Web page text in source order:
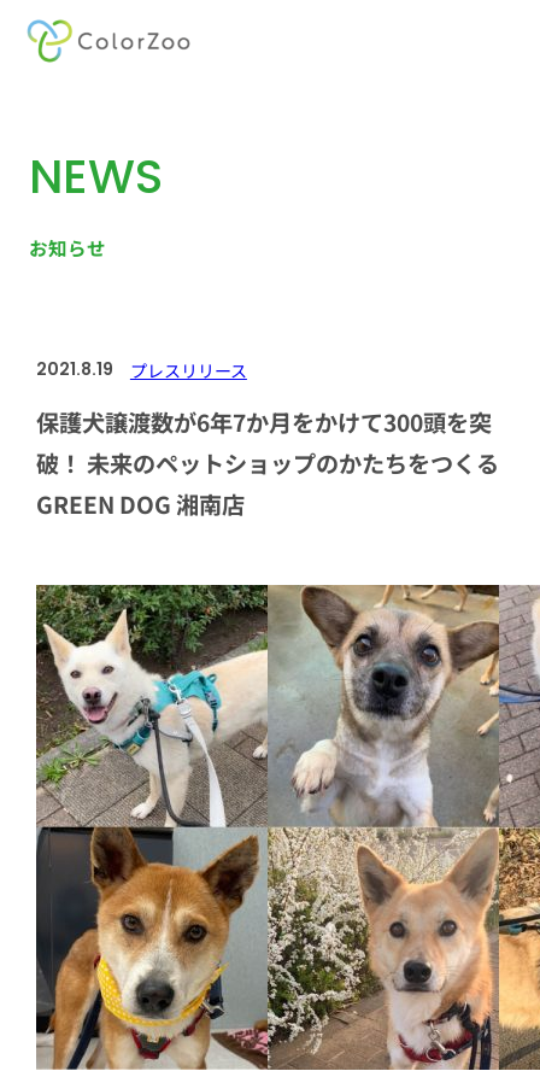
NEWS
お知らせ
2021.8.19 プレスリリース
保護犬譲渡数が6年7か月をかけて300頭を突
破！ 未来のペットショップのかたちをつくる
GREEN DOG 湘南店